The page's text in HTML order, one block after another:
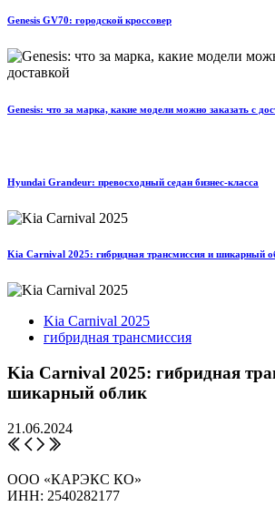
Genesis GV70: городской кроссовер
Genesis: что за марка, какие модели можно заказать с
Hyundai Grandeur: превосходный седан бизнес-класса
Kia Carnival 2025: гибридная трансмиссия и шикарный
Kia Carnival 2025
гибридная трансмиссия
Kia Carnival 2025: гибридная
шикарный облик
21.06.2024
ООО «КАРЭКС КО»
ИНН: 2540282177